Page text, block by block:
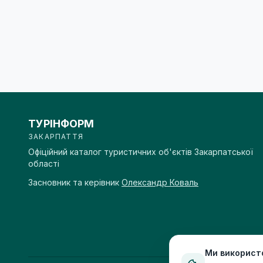
ТУРІНФОРМ
ЗАКАРПАТТЯ
Офіційний каталог туристичних об'єктів Закарпатської
області
Засновник та керівник Олександр Коваль
Ми